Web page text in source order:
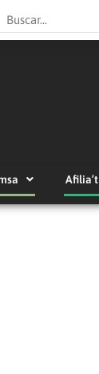
Search
Afilia’t